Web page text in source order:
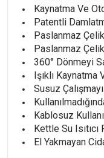
Kaynatma Ve
Patentli
Paslanmaz
Paslanmaz
360° Dönmeyi
Işıklı Kaynatma
Susuz
Kablosuz
Kettle Su
El Yakmayan